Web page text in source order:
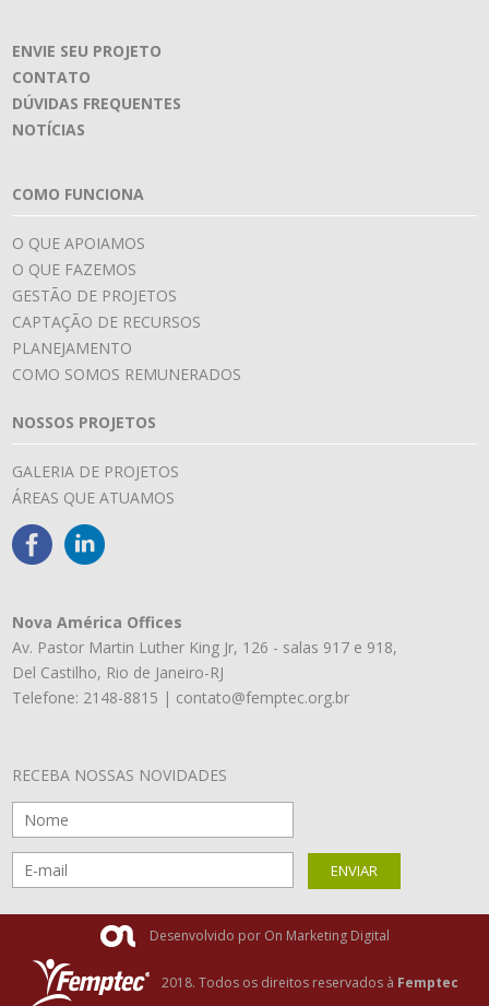
ENVIE SEU PROJETO
CONTATO
DÚVIDAS FREQUENTES
NOTÍCIAS
COMO FUNCIONA
O QUE APOIAMOS
O QUE FAZEMOS
GESTÃO DE PROJETOS
CAPTAÇÃO DE RECURSOS
PLANEJAMENTO
COMO SOMOS REMUNERADOS
NOSSOS PROJETOS
GALERIA DE PROJETOS
ÁREAS QUE ATUAMOS
Nova América Offices
Av. Pastor Martin Luther King Jr, 126 - salas 917 e 918,
Del Castilho, Rio de Janeiro-RJ
Telefone: 2148-8815 | contato@femptec.org.br
RECEBA NOSSAS NOVIDADES
Desenvolvido por On Marketing Digital
2018. Todos os direitos reservados à Femptec